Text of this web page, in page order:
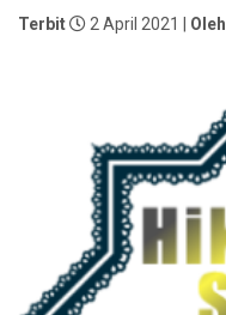
Terbit 2 April 2021 | Oleh